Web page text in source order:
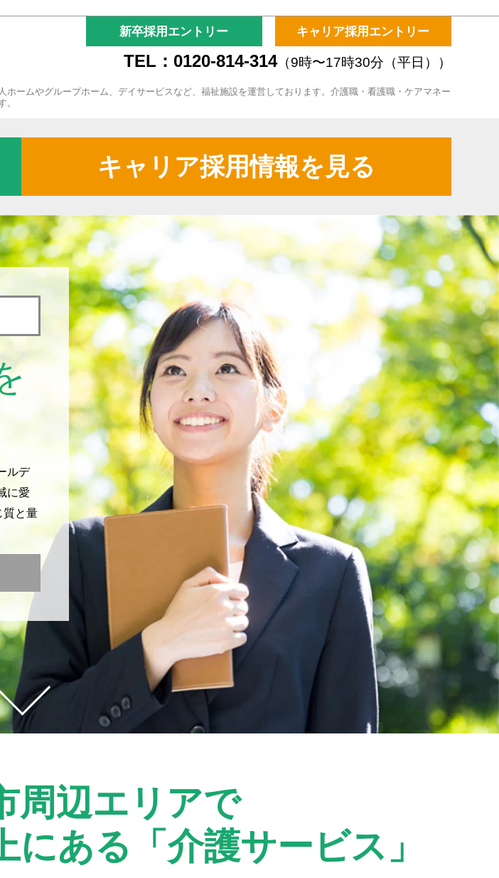
新卒採用エントリー キャリア採用エントリー
TEL：0120-814-314（9時〜17時30分（平日））
ームやグループホーム、デイサービスなど、福祉施設を運営しております。介護職・看護職・ケアマネー
。
キャリア採用情報を見る
ルデ
に愛
質と量
周辺エリアで
にある 「介護サービス」